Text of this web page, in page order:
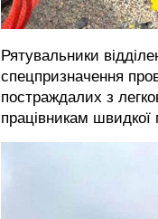
Рятувальники
спецпризначення
постраждалих з
працівникам